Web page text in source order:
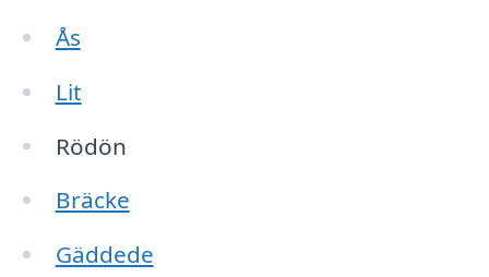
Ås
Lit
Rödön
Bräcke
Gäddede